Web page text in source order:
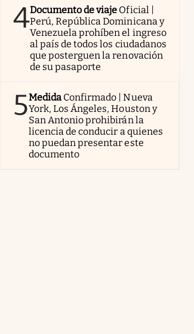
4Documento de viaje Oficial |
Perú, República Dominicana y
Venezuela prohíben el ingreso
al país de todos los ciudadanos
que posterguen la renovación
de su pasaporte
5Medida Confirmado | Nueva
York, Los Ángeles, Houston y
San Antonio prohibirán la
licencia de conducir a quienes
no puedan presentar este
documento